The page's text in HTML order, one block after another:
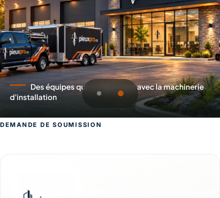
Des équipes qui se déplacent avec la machinerie
d'installation
DEMANDE DE SOUMISSION